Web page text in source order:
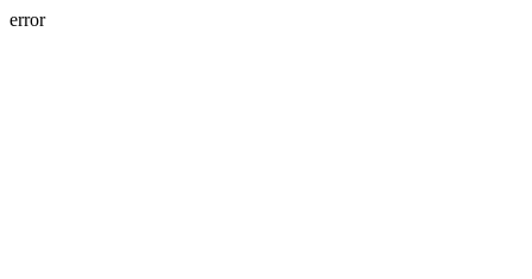
error